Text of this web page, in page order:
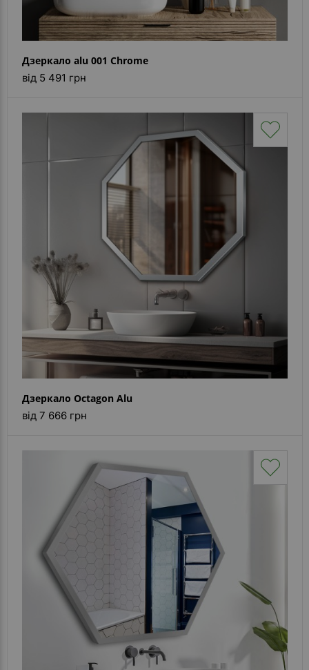
Дзеркало alu 001 Chrome
від 5 491 грн
Дзеркало Octagon Alu
від 7 666 грн